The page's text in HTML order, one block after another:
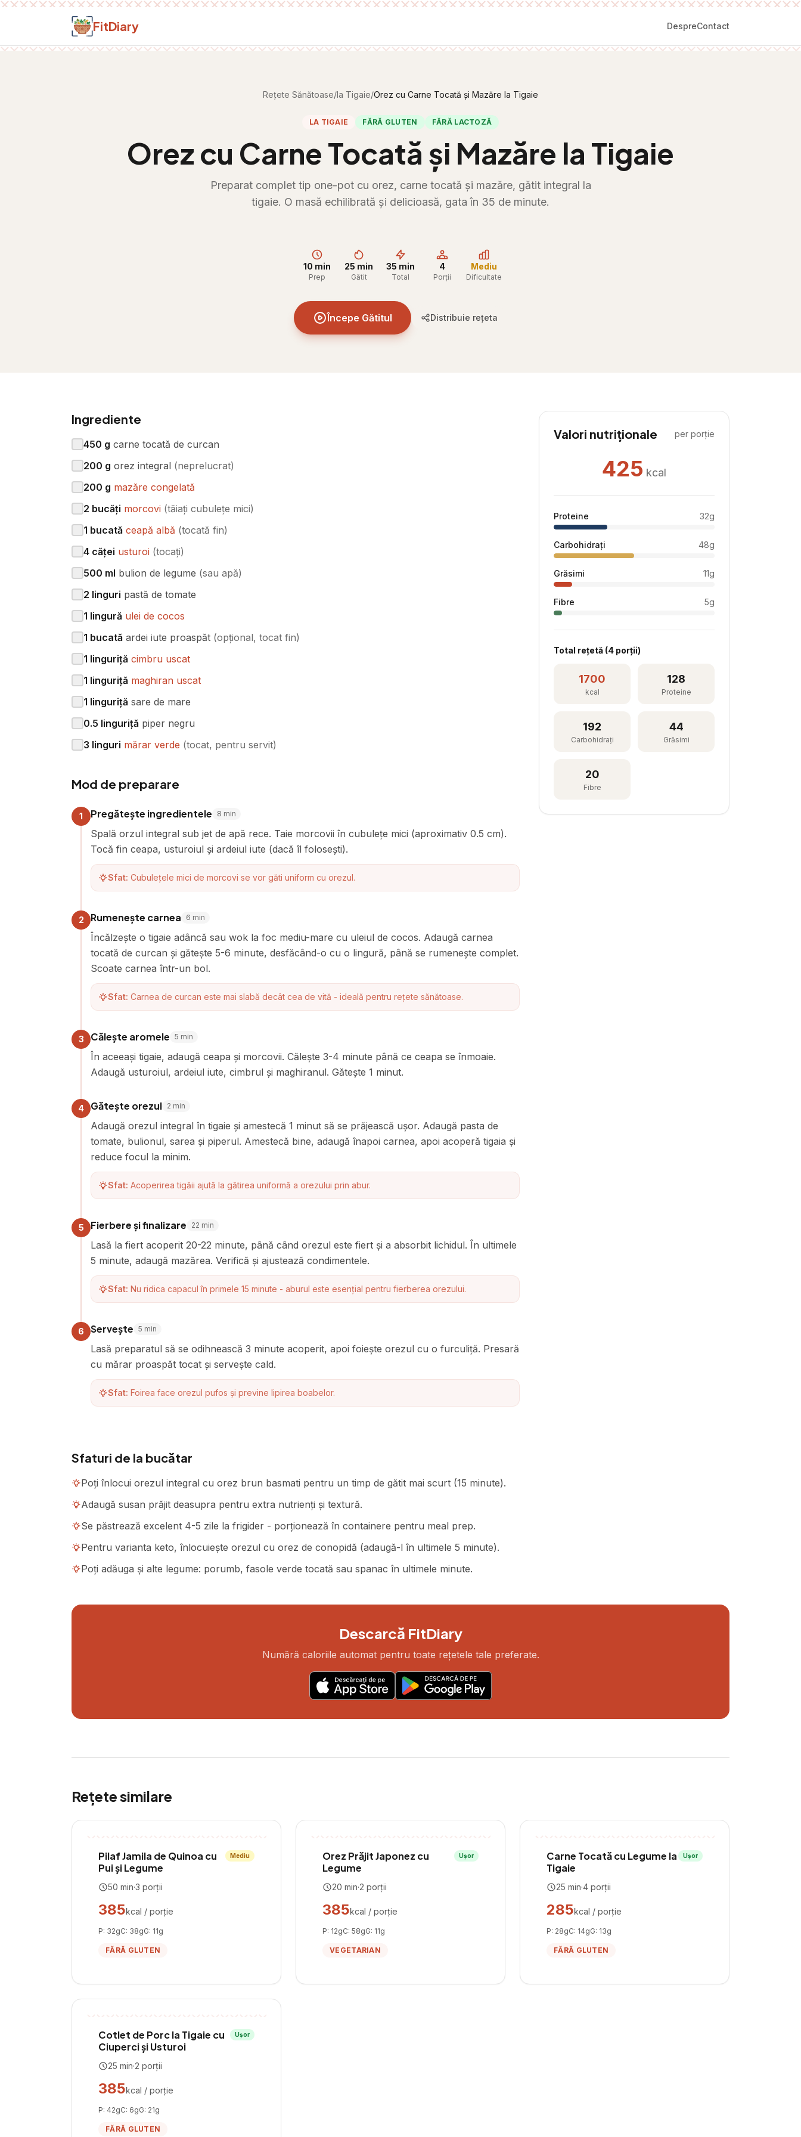
Salt la conținut
FitDiary DespreContact
Rețete Sănătoase/la Tigaie/Orez cu Carne Tocată și Mazăre la Tigaie
LA TIGAIE FĂRĂ GLUTEN FĂRĂ LACTOZĂ
Orez cu Carne Tocată și Mazăre la Tigaie
Preparat complet tip one-pot cu orez, carne tocată și mazăre, gătit integral la
tigaie. O masă echilibrată și delicioasă, gata în 35 de minute.
10 min
Prep
25 min
Gătit
35 min
Total
4
Porții
Mediu
Dificultate
Începe Gătitul Distribuie rețeta
Ingrediente
450 g carne tocată de curcan
200 g orez integral (neprelucrat)
200 g mazăre congelată
2 bucăți morcovi (tăiați cubulețe mici)
1 bucată ceapă albă (tocată fin)
4 căței usturoi (tocați)
500 ml bulion de legume (sau apă)
2 linguri pastă de tomate
1 lingură ulei de cocos
1 bucată ardei iute proaspăt (opțional, tocat fin)
1 linguriță cimbru uscat
1 linguriță maghiran uscat
1 linguriță sare de mare
0.5 linguriță piper negru
3 linguri mărar verde (tocat, pentru servit)
Mod de preparare
1 Pregătește ingredientele 8 min
Spală orzul integral sub jet de apă rece. Taie morcovii în cubulețe mici (aproximativ 0.5 cm).
Tocă fin ceapa, usturoiul și ardeiul iute (dacă îl folosești).
Sfat: Cubulețele mici de morcovi se vor găti uniform cu orezul.
2 Rumenește carnea 6 min
Încălzește o tigaie adâncă sau wok la foc mediu-mare cu uleiul de cocos. Adaugă carnea
tocată de curcan și gătește 5-6 minute, desfăcând-o cu o lingură, până se rumenește complet.
Scoate carnea într-un bol.
Sfat: Carnea de curcan este mai slabă decât cea de vită - ideală pentru rețete sănătoase.
3 Călește aromele 5 min
În aceeași tigaie, adaugă ceapa și morcovii. Călește 3-4 minute până ce ceapa se înmoaie.
Adaugă usturoiul, ardeiul iute, cimbrul și maghiranul. Gătește 1 minut.
4 Gătește orezul 2 min
Adaugă orezul integral în tigaie și amestecă 1 minut să se prăjească ușor. Adaugă pasta de
tomate, bulionul, sarea și piperul. Amestecă bine, adaugă înapoi carnea, apoi acoperă tigaia și
reduce focul la minim.
Sfat: Acoperirea tigăii ajută la gătirea uniformă a orezului prin abur.
5 Fierbere și finalizare 22 min
Lasă la fiert acoperit 20-22 minute, până când orezul este fiert și a absorbit lichidul. În ultimele
5 minute, adaugă mazărea. Verifică și ajustează condimentele.
Sfat: Nu ridica capacul în primele 15 minute - aburul este esențial pentru fierberea orezului.
6 Servește 5 min
Lasă preparatul să se odihnească 3 minute acoperit, apoi foiește orezul cu o furculiță. Presară
cu mărar proaspăt tocat și servește cald.
Sfat: Foirea face orezul pufos și previne lipirea boabelor.
Sfaturi de la bucătar
Poți înlocui orezul integral cu orez brun basmati pentru un timp de gătit mai scurt (15 minute).
Adaugă susan prăjit deasupra pentru extra nutrienți și textură.
Se păstrează excelent 4-5 zile la frigider - porționează în containere pentru meal prep.
Pentru varianta keto, înlocuiește orezul cu orez de conopidă (adaugă-l în ultimele 5 minute).
Poți adăuga și alte legume: porumb, fasole verde tocată sau spanac în ultimele minute.
Valori nutriționale per porție
425 kcal
Proteine 32g
Carbohidrați 48g
Grăsimi 11g
Fibre 5g
Total rețetă (4 porții)
1700
kcal
128
Proteine
192
Carbohidrați
44
Grăsimi
20
Fibre
Descarcă FitDiary
Numără caloriile automat pentru toate rețetele tale preferate.
Rețete similare
Pilaf Jamila de Quinoa cu
Pui și Legume
Mediu
50 min·3 porții
385kcal / porție
P: 32gC: 38gG: 11g
FĂRĂ GLUTEN
Orez Prăjit Japonez cu
Legume
Ușor
20 min·2 porții
385kcal / porție
P: 12gC: 58gG: 11g
VEGETARIAN
Carne Tocată cu Legume la
Tigaie
Ușor
25 min·4 porții
285kcal / porție
P: 28gC: 14gG: 13g
FĂRĂ GLUTEN
Cotlet de Porc la Tigaie cu
Ciuperci și Usturoi
Ușor
25 min·2 porții
385kcal / porție
P: 42gC: 6gG: 21g
FĂRĂ GLUTEN